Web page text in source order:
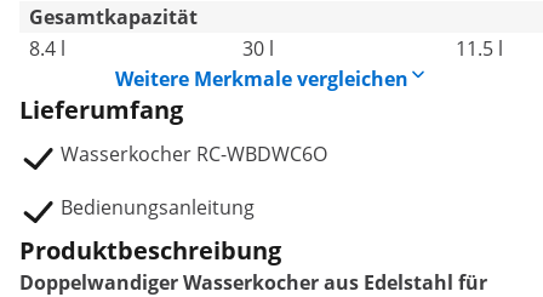
Gesamtkapazität
8.4 l
30 l
11.5 l
Weitere Merkmale vergleichen
Lieferumfang
Wasserkocher RC-WBDWC6O
Bedienungsanleitung
Produktbeschreibung
Doppelwandiger Wasserkocher aus Edelstahl für